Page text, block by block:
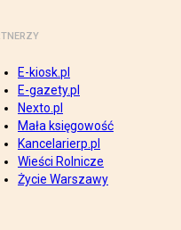
E-kiosk.pl
E-gazety.pl
Nexto.pl
Mała księgowość
Kancelarierp.pl
Wieści Rolnicze
Życie Warszawy